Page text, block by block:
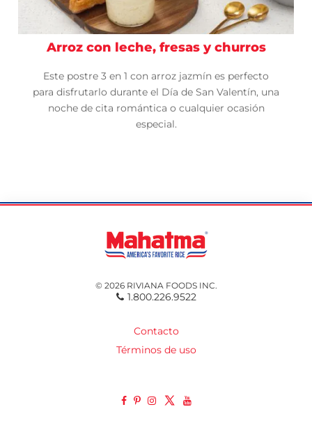
Arroz con leche, fresas y churros
Este postre 3 en 1 con arroz jazmín es perfecto
para disfrutarlo durante el Día de San Valentín, una
noche de cita romántica o cualquier ocasión
especial.
© 2026 RIVIANA FOODS INC.
1.800.226.9522
Contacto
Términos de uso